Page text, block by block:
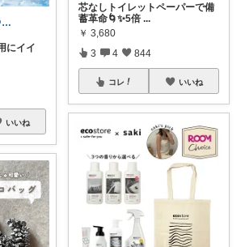
あかばね ほま＠経由購入感謝です❤️
にイイ
いいね
芯なしトイレットペーパーで備
蓄革命🌀✨5倍 ...
￥ 3,680
3 4 844
コレ いいね